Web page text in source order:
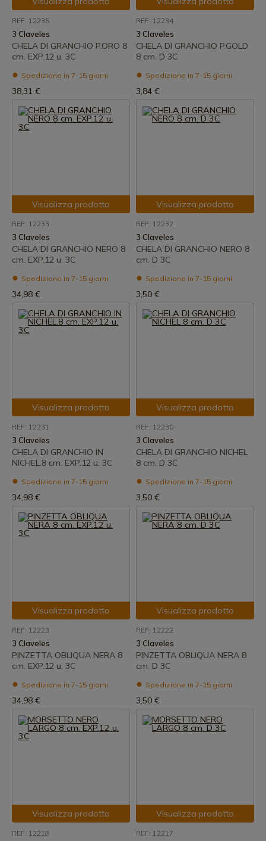
REF: 12235
3 Claveles
CHELA DI GRANCHIO P.ORO 8
cm. EXP.12 u. 3C
Spedizione in 7-15 giorni
38,31 €
REF: 12234
3 Claveles
CHELA DI GRANCHIO P.GOLD
8 cm. D 3C
Spedizione in 7-15 giorni
3,84 €
Visualizza prodotto
REF: 12233
3 Claveles
CHELA DI GRANCHIO NERO 8
cm. EXP.12 u. 3C
Spedizione in 7-15 giorni
34,98 €
Visualizza prodotto
REF: 12232
3 Claveles
CHELA DI GRANCHIO NERO 8
cm. D 3C
Spedizione in 7-15 giorni
3,50 €
Visualizza prodotto
REF: 12231
3 Claveles
CHELA DI GRANCHIO IN
NICHEL.8 cm. EXP.12 u. 3C
Spedizione in 7-15 giorni
34,98 €
Visualizza prodotto
REF: 12230
3 Claveles
CHELA DI GRANCHIO NICHEL
8 cm. D 3C
Spedizione in 7-15 giorni
3,50 €
Visualizza prodotto
REF: 12223
3 Claveles
PINZETTA OBLIQUA NERA 8
cm. EXP.12 u. 3C
Spedizione in 7-15 giorni
34,98 €
Visualizza prodotto
REF: 12222
3 Claveles
PINZETTA OBLIQUA NERA 8
cm. D 3C
Spedizione in 7-15 giorni
3,50 €
Visualizza prodotto
REF: 12218
Visualizza prodotto
REF: 12217